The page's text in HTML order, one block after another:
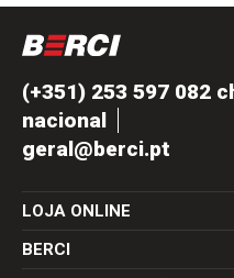
(+351) 253 597 082
nacional
geral@berci.pt
LOJA ONLINE
BERCI